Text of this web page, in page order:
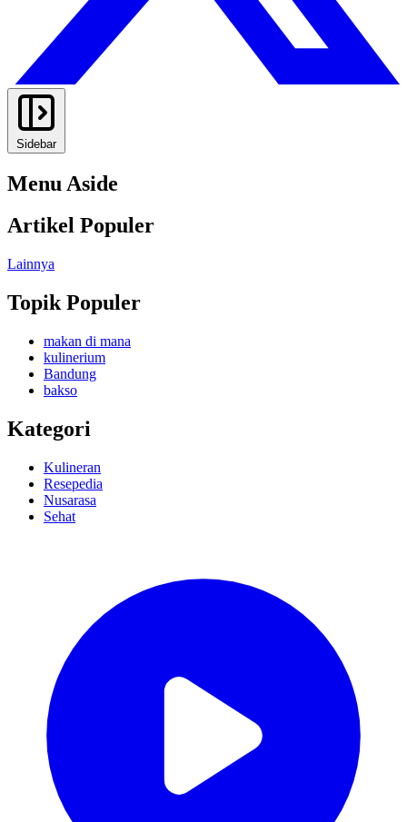
Sidebar
Menu Aside
Artikel Populer
Lainnya
Topik Populer
makan di mana
kulinerium
Bandung
bakso
Kategori
Kulineran
Resepedia
Nusarasa
Sehat